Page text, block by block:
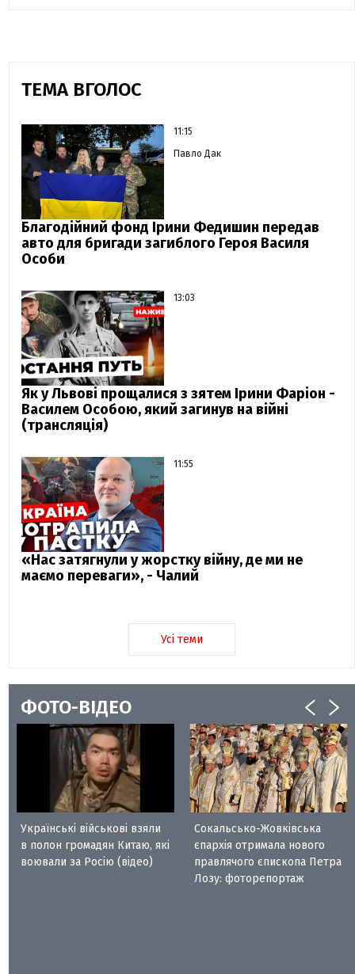
ТЕМА ВГОЛОС
11:15
Павло Дак
Благодійний фонд Ірини Федишин передав
авто для бригади загиблого Героя Василя
Особи
13:03
Як у Львові прощалися з зятем Ірини Фаріон -
Василем Особою, який загинув на війні
(трансляція)
11:55
«Нас затягнули у жорстку війну, де ми не
маємо переваги», - Чалий
Усі теми
ФОТО-ВІДЕО
Українські військові взяли
в полон громадян Китаю, які
воювали за Росію (відео)
Сокальсько-Жовківська
єпархія отримала нового
правлячого єпископа Петра
Лозу: фоторепортаж